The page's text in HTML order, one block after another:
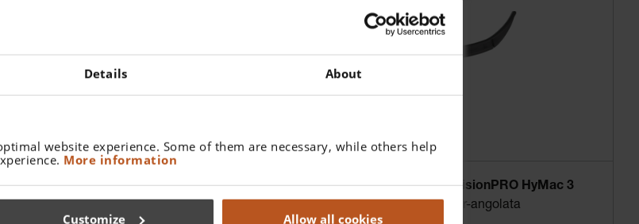
Details About
website experience. Some of them are necessary, while others help
More information
Customize Allow all cookies
Laringoscopio Monouso HEINE XP
Lama monouso HEINE visionPRO HyMac 3
La nuova lama HEINE iper-angolata